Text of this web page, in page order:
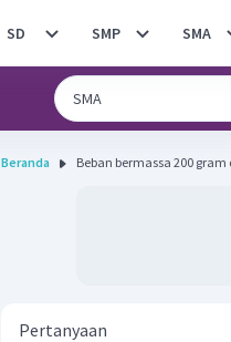
SD SMP SMA
Beranda Beban bermassa 200
Pertanyaan